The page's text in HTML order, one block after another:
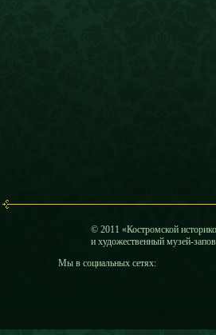
© 2011 «Костромской
и художественный музей-
Мы в социальных сетях: